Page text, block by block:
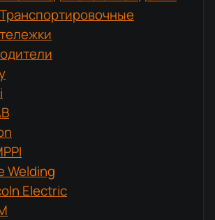
Транспортировочные
тележки
Welding
Electric